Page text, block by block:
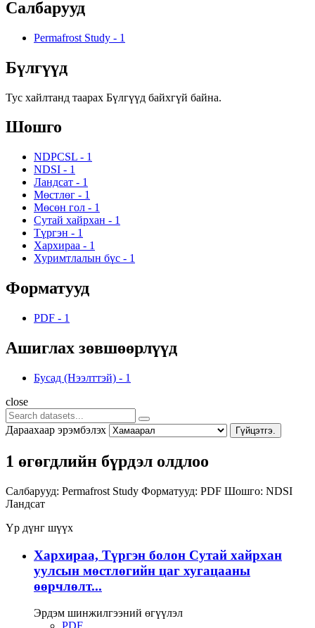
Салбарууд
Permafrost Study - 1
Бүлгүүд
Тус хайлтанд таарах Бүлгүүд байхгүй байна.
Шошго
NDPCSL - 1
NDSI - 1
Ландсат - 1
Мөстлөг - 1
Мөсөн гол - 1
Сутай хайрхан - 1
Түргэн - 1
Хархираа - 1
Хуримтлалын бүс - 1
Форматууд
PDF - 1
Ашиглах зөвшөөрлүүд
Бусад (Нээлттэй) - 1
close
Дараахаар эрэмбэлэх Гүйцэтгэ.
1 өгөгдлийн бүрдэл олдлоо
Салбарууд: Permafrost Study Форматууд: PDF Шошго: NDSI
Ландсат
Үр дүнг шүүх
Хархираа, Түргэн болон Сутай хайрхан
уулсын мөстлөгийн цаг хугацааны
өөрчлөлт...
Эрдэм шинжилгээний өгүүлэл